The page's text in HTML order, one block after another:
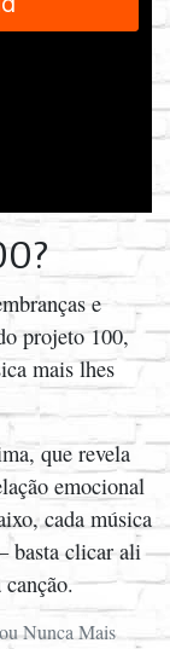
e
projeto 100,
mais lhes
que revela
emocional
cada música
basta clicar ali
Nunca Mais